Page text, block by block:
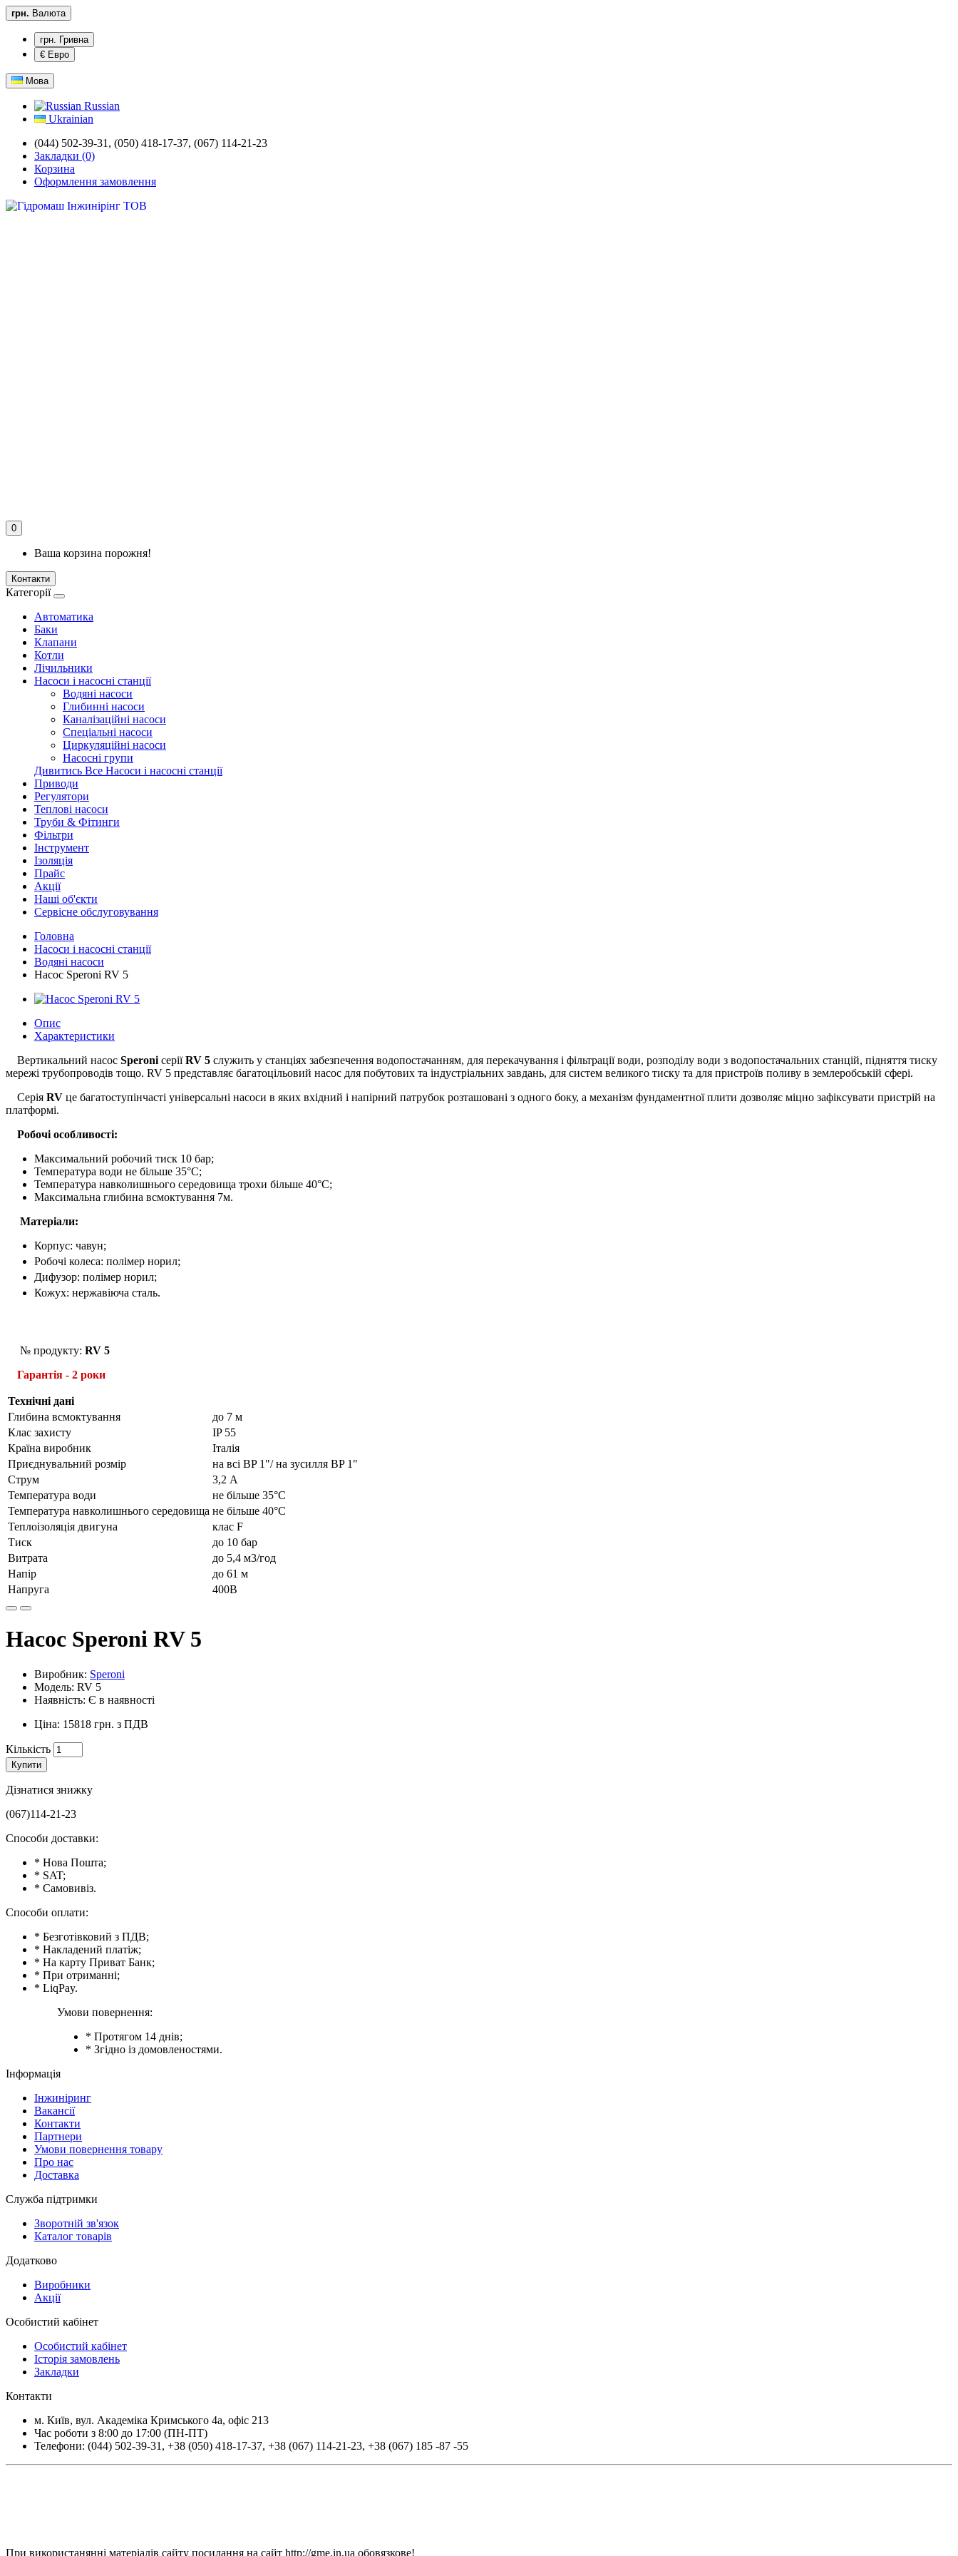
грн. Валюта
грн. Гривна
€ Евро
Мова
Russian
Ukrainian
(044) 502-39-31, (050) 418-17-37, (067) 114-21-23
Закладки (0)
Корзина
Оформлення замовлення
0
Ваша корзина порожня!
Контакти
Категорії
Автоматика
Баки
Клапани
Котли
Лічильники
Насоси і насосні станції
Водяні насоси
Глибинні насоси
Каналізаційні насоси
Спеціальні насоси
Циркуляційні насоси
Насосні групи
Дивитись Все Насоси і насосні станції
Приводи
Регулятори
Теплові насоси
Труби & Фітинги
Фільтри
Інструмент
Ізоляція
Прайс
Акції
Наші об'єкти
Сервісне обслуговування
Головна
Насоси і насосні станції
Водяні насоси
Насос Speroni RV 5
Опис
Характеристики
Вертикальний насос Speroni серіїRV 5 служить у станціях забезпечення водопостачанням, для перекачування і фільтрації води, розподілу води з водопостачальних станцій, підняття тиску
мережі трубопроводів тощо. RV 5 представляє багатоцільовий насос для побутових та індустріальних завдань, для систем великого тиску та для пристроїв поливу в землеробській сфері.
Серія RV це багатоступінчасті універсальні насоси в яких вхідний і напірний патрубок розташовані з одного боку, а механізм фундаментної плити дозволяє міцно зафіксувати пристрій на
платформі.
Робочі особливості:
Максимальний робочий тиск 10 бар;
Температура води не більше 35°С;
Температура навколишнього середовища трохи більше 40°С;
Максимальна глибина всмоктування 7м.
Матеріали:
Корпус: чавун;
Робочі колеса: полімер норил;
Дифузор: полімер норил;
Кожух: нержавіюча сталь.
№ продукту: RV 5
Гарантія - 2 роки
Технічні дані
Глибина всмоктування
до 7 м
Клас захисту
IP 55
Країна виробник
Італія
Приєднувальний розмір
на всі BP 1"/ на зусилля BP 1"
Струм
3,2 А
Температура води
не більше 35°С
Температура навколишнього середовища не більше 40°С
Теплоізоляція двигуна
клас F
Тиск
до 10 бар
Витрата
до 5,4 м3/год
Напір
до 61 м
Напруга
400В
Насос Speroni RV 5
Виробник: Speroni
Модель: RV 5
Наявність: Є в наявності
Ціна: 15818 грн. з ПДВ
Кількість
Купити
Дізнатися знижку
(067)114-21-23
Способи доставки:
* Нова Пошта;
* SAT;
* Самовивіз.
Способи оплати:
* Безготівковий з ПДВ;
* Накладений платіж;
* На карту Приват Банк;
* При отриманні;
* LiqPay.
Умови повернення:
* Протягом 14 днів;
* Згідно із домовленостями.
Інформація
Інжиніринг
Вакансії
Контакти
Партнери
Умови повернення товару
Про нас
Доставка
Служба підтримки
Зворотній зв'язок
Каталог товарів
Додатково
Виробники
Акції
Особистий кабінет
Особистий кабінет
Історія замовлень
Закладки
Контакти
м. Київ, вул. Академіка Кримського 4а, офіс 213
Час роботи з 8:00 до 17:00 (ПН-ПТ)
Телефони: (044) 502-39-31 , +38 (050) 418-17-37, +38 (067) 114-21-23, +38 (067) 185 -87 -55
При використанянні матеріалів сайту посилання на сайт http://gme.in.ua обовязкове!